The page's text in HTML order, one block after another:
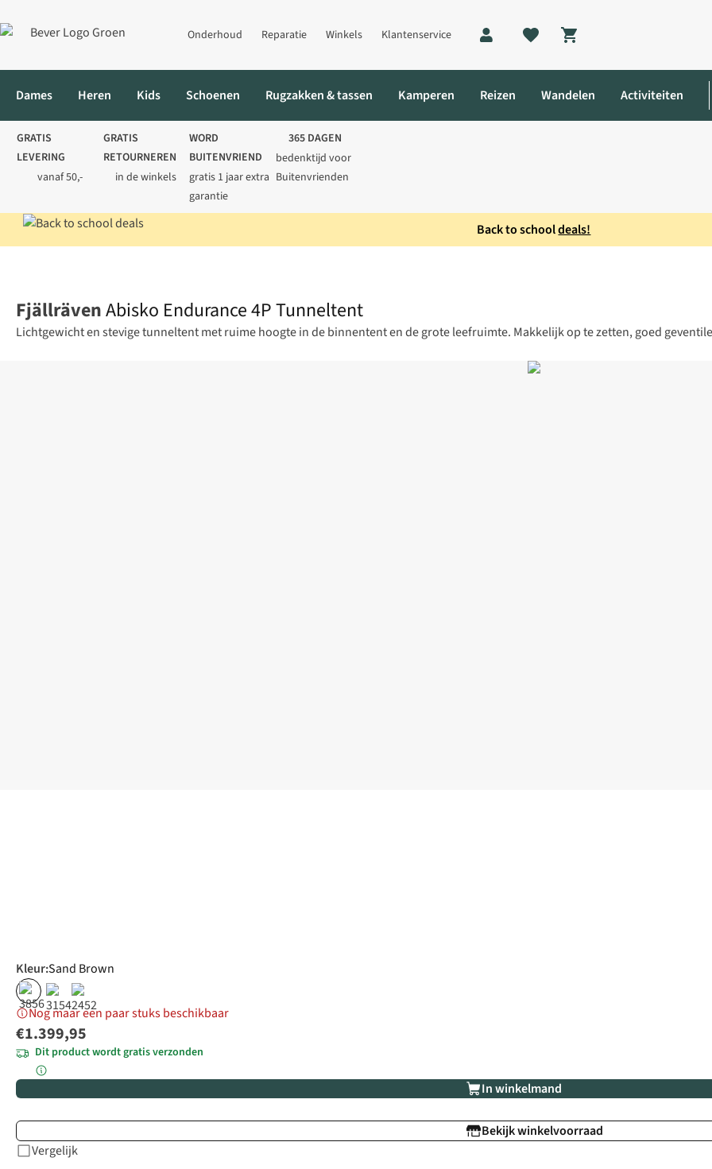
Onderhoud Reparatie Winkels Klantenservice
Shopping cart
Dames Heren Kids Schoenen Rugzakken & tassen Kamperen Reizen Wandelen Activiteiten
GRATIS
LEVERING
vanaf 50,-
GRATIS
RETOURNEREN
in de winkels
WORD
BUITENVRIEND
gratis 1 jaar extra
garantie
365 DAGEN
bedenktijd voor
Buitenvrienden
Back to schooldeals!
FjällrävenAbisko Endurance 4P Tunneltent
Lichtgewicht en stevige tunneltent met ruime hoogte in de binnentent en de grote leefruimte. Makkelijk op te zetten, goed
Kleur:Sand Brown
Nog maar een paar stuks beschikbaar
€1.399,95
Dit product wordt gratis verzonden
In winkelmand
Bekijk winkelvoorraad
Vergelijk